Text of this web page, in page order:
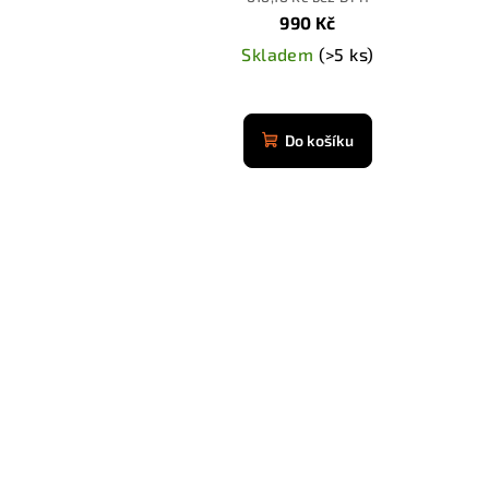
990 Kč
Skladem (>5 ks)
Do košíku